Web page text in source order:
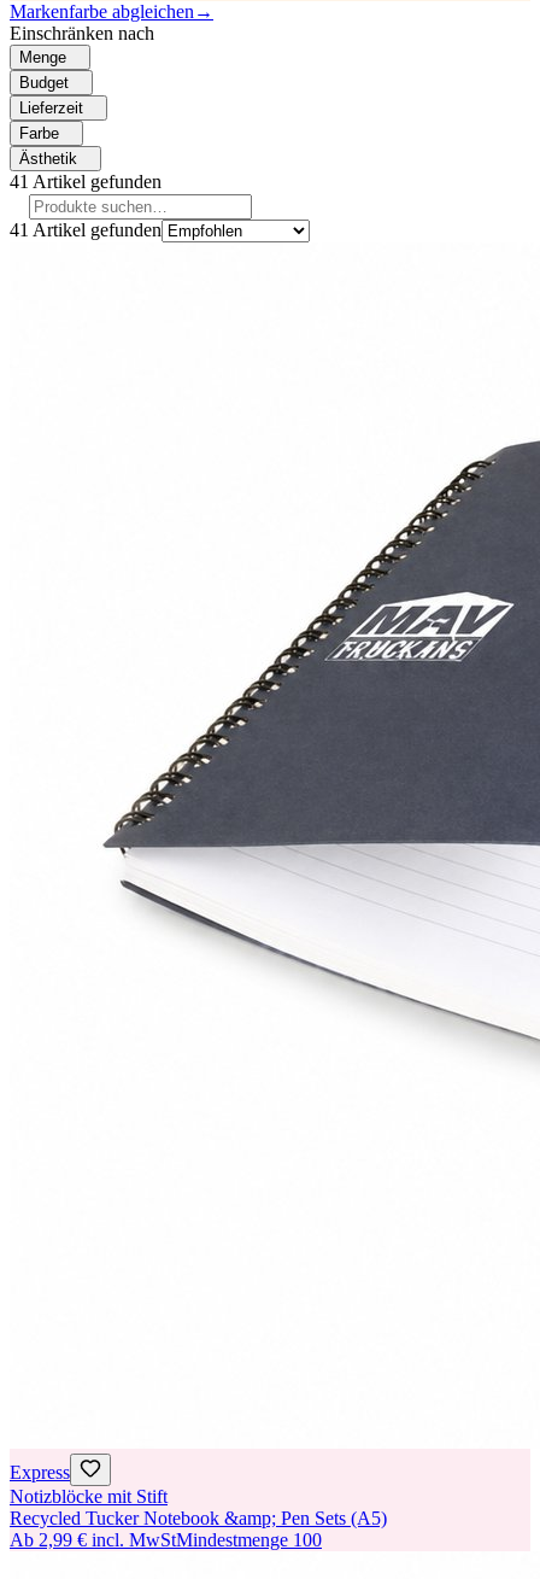
Markenfarbe abgleichen →
Einschränken nach
Menge
Budget
Lieferzeit
Farbe
Ästhetik
41 Artikel gefunden
41 Artikel gefunden
Express
Notizblöcke mit Stift
Recycled Tucker Notebook &amp; Pen Sets (A5)
Ab 2,99 € incl. MwStMindestmenge 100